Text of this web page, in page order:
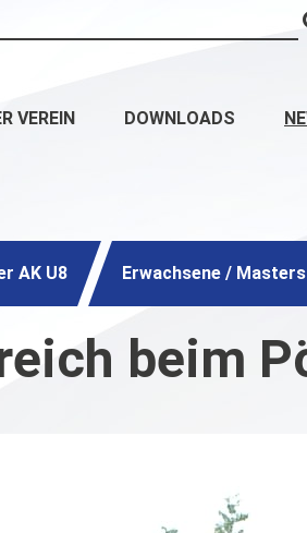
VEREIN DOWNLOADS
AK U8 Erwachsene / Masters
beim